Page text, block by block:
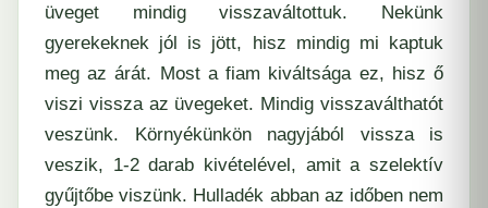
üveget mindig visszaváltottuk. Nekünk
gyerekeknek jól is jött, hisz mindig mi kaptuk
meg az árát. Most a fiam kiváltsága ez, hisz ő
viszi vissza az üvegeket. Mindig visszaválthatót
veszünk. Környékünkön nagyjából vissza is
veszik, 1-2 darab kivételével, amit a szelektív
gyűjtőbe viszünk. Hulladék abban az időben nem